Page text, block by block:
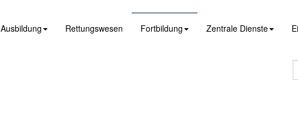
Ausbildung Rettungswesen Fortbildung Zentrale Dienste